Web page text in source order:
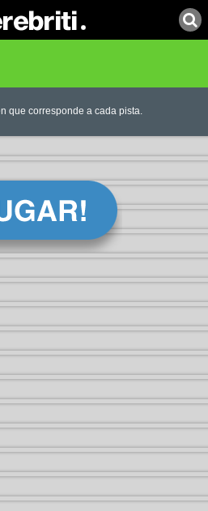
que corresponde a cada pista.